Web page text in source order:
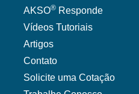
AKSO® Responde
Vídeos Tutoriais
Artigos
Contato
Solicite uma Cotação